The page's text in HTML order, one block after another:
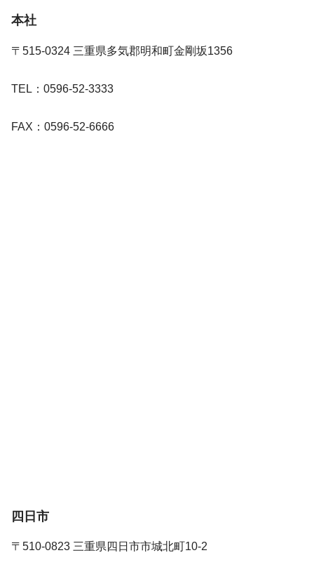
本社
〒515-0324 三重県多気郡明和町金剛坂1356
TEL：0596-52-3333
FAX：0596-52-6666
四日市
〒510-0823 三重県四日市市城北町10-2